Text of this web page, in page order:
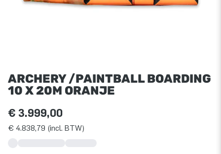
ARCHERY /PAINTBALL BOARDING
10 X 20M ORANJE
€ 3.999,00
€ 4.838,79 (incl. BTW)